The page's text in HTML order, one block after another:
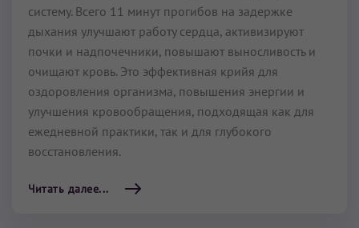
систему. Всего 11 минут прогибов на задержке
дыхания улучшают работу сердца, активизируют
почки и надпочечники, повышают выносливость и
очищают кровь. Это эффективная крийя для
оздоровления организма, повышения энергии и
улучшения кровообращения, подходящая как для
ежедневной практики, так и для глубокого
восстановления.
Читать далее...